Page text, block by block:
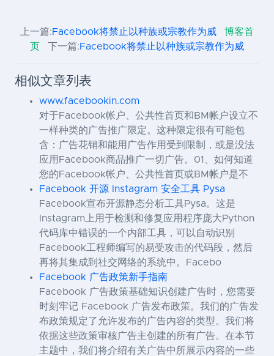
上一篇:Facebook将禁止以种族或宗教作为威
博客首
页
下一篇:Facebook将禁止以种族或宗教作为威
相似文章列表
www.facebookin.com
对于Facebook帐户、公共性首页和BM帐户设立不
一样种类的广告推广限定。这种限定很有可能包
含：广告花销和能用广告作用受到限制，或是没法
应用Facebook商品推广一切广告。01、如何知道
您的Facebook帐户、公共性首页或BM帐户是不
Facebook 开源 Instagram 安全工具 Pysa
Facebook宣布开源静态分析工具Pysa。这是
Instagram上用于检测和修复应用程序庞大Python
代码库中错误的一个内部工具，可以自动识别
Facebook工程师编写的易受攻击的代码段，然后
再将其集成到社交网络的系统中。Facebo
Facebook 广告政策新手指南
Facebook 广告政策基础知识创建广告时，您需要
时刻牢记 Facebook 广告发布政策。我们的广告发
布政策规定了允许发布的广告内容的类型。我们将
依据这些政策审核广告主创建的所有广告。在本节
主题中，我们将介绍有关广告中所展示内容的一些